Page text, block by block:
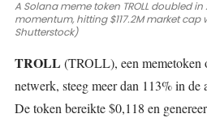
A Solana meme token TROLL doubled
momentum, hitting $117.2M market cap
Shutterstock)
TROLL (TROLL), een memetoken
netwerk, steeg meer dan 113% in de
De token bereikte $0,118 en